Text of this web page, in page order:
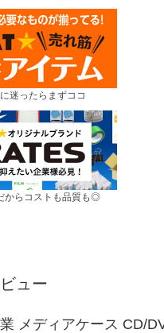
迷ったらまずココ
からコストも品質も◎
ュー
メディアケース CD/